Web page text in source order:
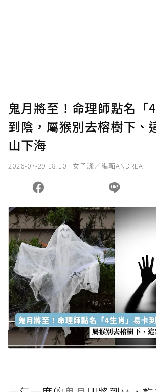
您當前剩餘 U 利點數：0點；前往
鬼月將至！命理師點名「
到陰，屬猴別去榕樹下、
山下海
2026-07-29 18:10 女子漾／編輯ANDREA